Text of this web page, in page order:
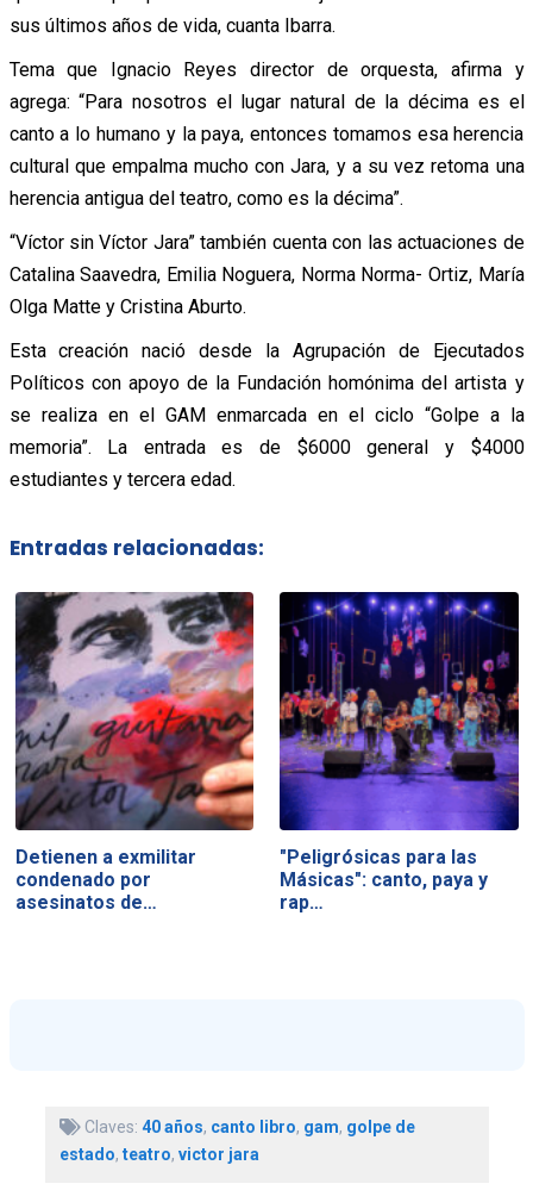
sus últimos años de vida, cuanta Ibarra.
Tema que Ignacio Reyes director de orquesta, afirma y
agrega: “Para nosotros el lugar natural de la décima es el
canto a lo humano y la paya, entonces tomamos esa herencia
cultural que empalma mucho con Jara, y a su vez retoma una
herencia antigua del teatro, como es la décima”.
“Víctor sin Víctor Jara” también cuenta con las actuaciones de
Catalina Saavedra, Emilia Noguera, Norma Norma- Ortiz, María
Olga Matte y Cristina Aburto.
Esta creación nació desde la Agrupación de Ejecutados
Políticos con apoyo de la Fundación homónima del artista y
se realiza en el GAM enmarcada en el ciclo “Golpe a la
memoria”. La entrada es de $6000 general y $4000
estudiantes y tercera edad.
Entradas relacionadas:
Detienen a exmilitar
condenado por
asesinatos de…
"Peligrósicas para las
Másicas": canto, paya y
rap…
Claves: 40 años, canto libro, gam, golpe de
estado, teatro, victor jara